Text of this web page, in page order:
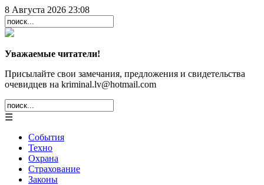
8 Августа 2026 23:08
Уважаемые читатели!
Присылайте свои замечания, предложения и свидетельства
очевидцев на kriminal.lv@hotmail.com
☰
События
Техно
Охрана
Страхование
Законы